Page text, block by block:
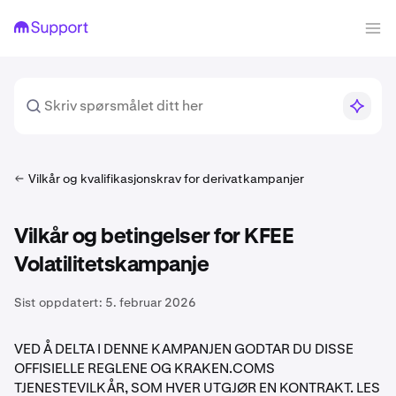
Vilkår og kvalifikasjonskrav for derivatkampanjer
Vilkår og betingelser for KFEE
Volatilitetskampanje
Sist oppdatert: 5. februar 2026
VED Å DELTA I DENNE KAMPANJEN GODTAR DU DISSE
OFFISIELLE REGLENE OG KRAKEN.COMS
TJENESTEVILKÅR, SOM HVER UTGJØR EN KONTRAKT. LES